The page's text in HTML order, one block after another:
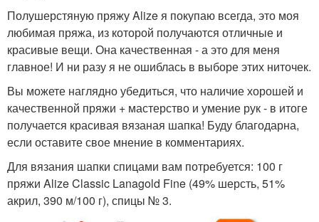
Полушерстяную пряжу Alize я покупаю всегда, это моя
любимая пряжа, из которой получаются отличные и
красивые вещи. Она качественная - а это для меня
главное! И ни разу я не ошиблась в выборе этих ниточек.
Вы можете наглядно убедиться, что наличие хорошей и
качественной пряжи + мастерство и умение рук - в итоге
получается красивая вязаная шапка! Буду благодарна,
если оставите свое мнение в комментариях.
Для вязания шапки спицами вам потребуется: 100 г
пряжи Alize Classic Lanagold Fine (49% шерсть, 51%
акрил, 390 м/100 г), спицы № 3.